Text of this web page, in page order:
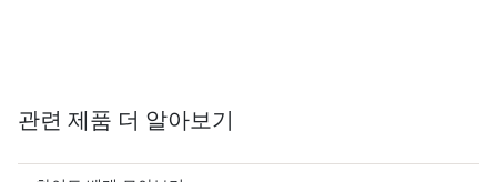
관련 제품 더 알아보기